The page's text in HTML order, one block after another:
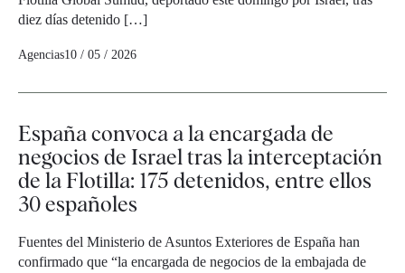
diez días detenido […]
Agencias10 / 05 / 2026
España convoca a la encargada de
negocios de Israel tras la interceptación
de la Flotilla: 175 detenidos, entre ellos
30 españoles
Fuentes del Ministerio de Asuntos Exteriores de España han
confirmado que “la encargada de negocios de la embajada de